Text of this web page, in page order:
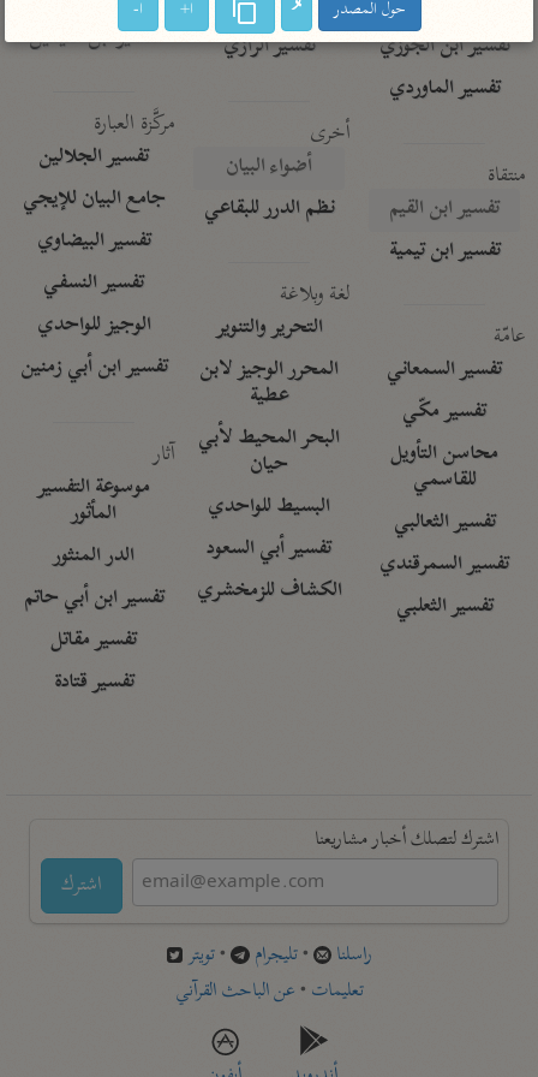
تفسير ابن الجوزي
تفسير الماوردي
منتقاة
تفسير ابن القيم
تفسير ابن تيمية
عامّة
تفسير السمعاني
تفسير مكّي
محاسن التأويل
للقاسمي
تفسير الثعالبي
تفسير السمرقندي
تفسير الثعلبي
تفسير الرازي
أخرى
أضواء البيان
نظم الدرر للبقاعي
لغة وبلاغة
التحرير والتنوير
المحرر الوجيز لابن
عطية
البحر المحيط لأبي
حيان
البسيط للواحدي
تفسير أبي السعود
الكشاف للزمخشري
تفسير ابن عثيمين
مركَّزة العبارة
تفسير الجلالين
جامع البيان للإيجي
تفسير البيضاوي
تفسير النسفي
الوجيز للواحدي
تفسير ابن أبي زمنين
آثار
موسوعة التفسير
المأثور
الدر المنثور
تفسير ابن أبي حاتم
تفسير مقاتل
تفسير قتادة
اشترك لتصلك أخبار مشاريعنا
اشترك
راسلنا •تليجرام •تويتر
تعليمات •عن الباحث القرآني
حول المصدر ا+ ا-